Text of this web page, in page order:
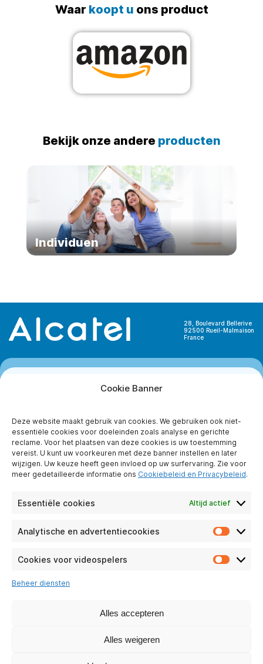
Cookie Banner
Deze website maakt gebruik van cookies. We gebruiken ook niet-
essentiële cookies voor doeleinden zoals analyse en gerichte
reclame. Voor het plaatsen van deze cookies is uw toestemming
vereist. U kunt uw voorkeuren met deze banner instellen en later
wijzigen. Uw keuze heeft geen invloed op uw surfervaring. Zie voor
meer gedetailleerde informatie ons Cookiebeleid en Privacybeleid.
Essentiële cookies Altijd actief
Analytische en advertentiecookies
Cookies voor videospelers
Beheer diensten
Alles accepteren
Alles weigeren
Waar koopt u ons product
Bekijk onze andere producten
Individuen
28, Boulevard Bellerive
92500 Rueil-Malmaison
France
Wie zijn wij?
Partner worden
Contact
Juridische
kennisgeving
persoonlijke
Particulieren
MVO
ONZE SOCIALE NETWERKEN